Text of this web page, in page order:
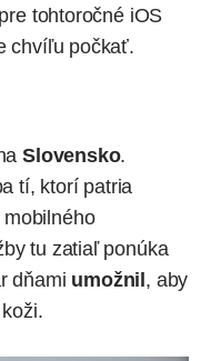
tohtoročné iOS
chvíľu počkať.
Slovensko.
tí, ktorí patria
tu zatiaľ ponúka
dňami umožnil , aby